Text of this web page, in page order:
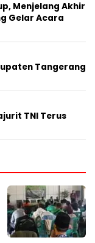
Menjelang Akhir
Gelar Acara
Tangerang
TNI Terus